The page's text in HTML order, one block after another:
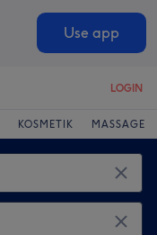
Use app
LOGIN
KOSMETIK MASSAGE